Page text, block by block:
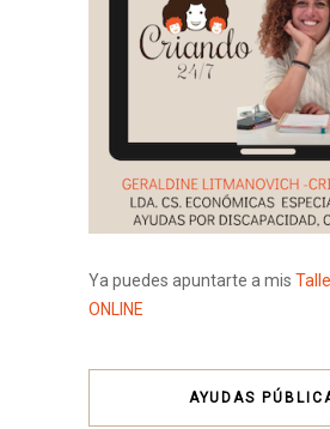
Ya puedes apuntarte a mis
ONLINE
AYUDAS